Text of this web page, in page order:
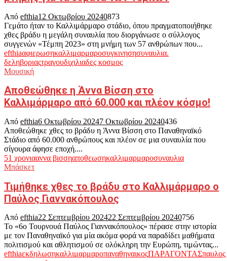
Από efthia12 Οκτωβρίου 20240873
Γεμάτο ήταν το Καλλιμάρμαρο στάδιο, όπου πραγματοποιήθηκε
χθες βράδυ η μεγάλη συναυλία που διοργάνωσε ο σύλλογος
συγγενών «Τέμπη 2023» στη μνήμη των 57 ανθρώπων που...
efthiaαφιερωσηκαλλιμαρμαροσυγκινησησυναυλια.
δεληβοριαςτραγουδιχιλιαδες κοσμος
Μουσική
Αποθεώθηκε η Άννα Βίσση στο
Καλλιμάρμαρο από 60.000 και πλέον κόσμο!
Από efthia6 Οκτωβρίου 20247 Οκτωβρίου 20240436
Αποθεώθηκε χθες το βράδυ η Άννα Βίσση στο Παναθηναϊκό
Στάδιο από 60.000 ανθρώπους και πλέον σε μια συναυλία που
σίγουρα άφησε εποχή....
51 χρονιααννα βισσηαποθεωσηκαλλιμαρμαροσυναυλια
Μπάσκετ
Τιμήθηκε χθες το βράδυ στο Καλλιμάρμαρο ο
Παύλος Γιαννακόπουλος
Από efthia22 Σεπτεμβρίου 202422 Σεπτεμβρίου 20240756
Το «6ο Τουρνουά Παύλος Γιαννακόπουλος» πέρασε στην ιστορία
με τον Παναθηναϊκό για μία ακόμα φορά να παραδίδει μαθήματα
πολιτισμού και αθλητισμού σε ολόκληρη την Ευρώπη, τιμώντας...
efthiaεκδηλωσηκαλλιμαρμαροπαναθηναικοςΠΑΡΑΓΟΝΤΑΣπαυλος